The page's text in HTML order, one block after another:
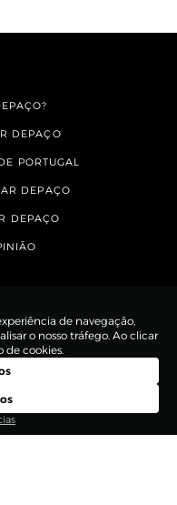
DEPAÇO
PORTUGAL
DEPAÇO
DEPAÇO
de navegação,
o nosso tráfego. Ao clicar
de cookies.